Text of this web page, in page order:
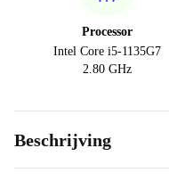
Processor
Intel Core i5-1135G7
2.80 GHz
Beschrijving